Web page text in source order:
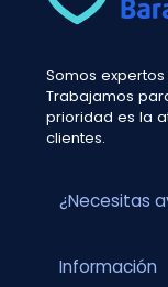
Somos
Trabajamos
prioridad es la
clientes.
¿Necesitas
Información